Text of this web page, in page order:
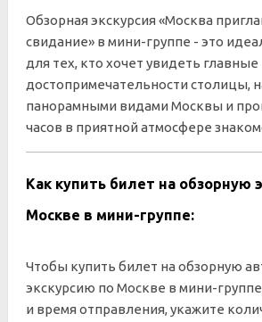
Обзорная экскурсия «Москва
свидание» в мини-группе - это
для тех, кто хочет увидеть главные
достопримечательности столицы,
панорамными видами Москвы и
часов в приятной атмосфере
Как купить билет на обзорную
Москве в мини-группе:
Чтобы купить билет на обзорную
экскурсию по Москве в мини-
и время отправления, укажите